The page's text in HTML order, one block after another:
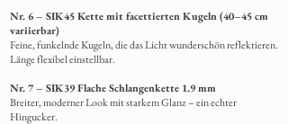
Nr. 6 – SIK45 Kette mit facettierten Kugeln (40–45 cm
variierbar)
Feine, funkelnde Kugeln, die das Licht wunderschön reflektieren.
Länge flexibel einstellbar.
Nr. 7 – SIK39 Flache Schlangenkette 1.9 mm
Breiter, moderner Look mit starkem Glanz – ein echter
Hingucker.